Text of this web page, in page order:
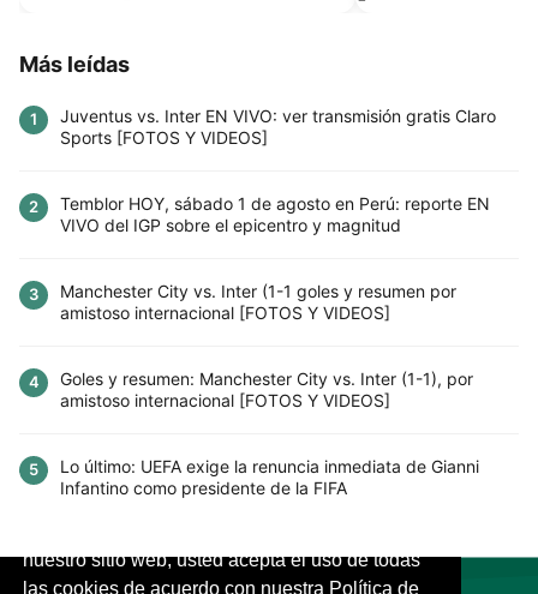
Este sitio utiliza cookies para mejorar la
nuestro sitio web, usted acepta el uso de todas
las cookies de acuerdo con nuestra Política de
Más leídas
1
Juventus vs. Inter EN VIVO: ver transmisión gratis Claro
Sports [FOTOS Y VIDEOS]
2
Temblor HOY, sábado 1 de agosto en Perú: reporte EN
VIVO del IGP sobre el epicentro y magnitud
3
Manchester City vs. Inter (1-1 goles y resumen por
amistoso internacional [FOTOS Y VIDEOS]
4
Goles y resumen: Manchester City vs. Inter (1-1), por
amistoso internacional [FOTOS Y VIDEOS]
5
Lo último: UEFA exige la renuncia inmediata de Gianni
Infantino como presidente de la FIFA